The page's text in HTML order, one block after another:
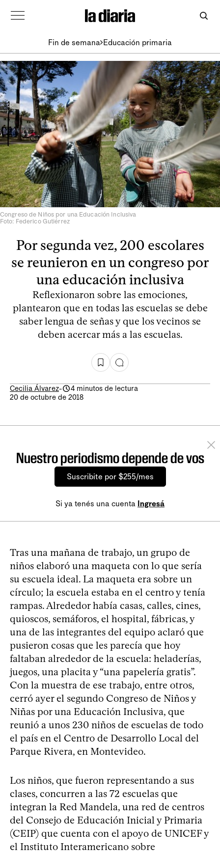
Fin de semana Educación primaria
Congreso de Niños por una Educación Inclusiva
Foto: Federico Gutiérrez
Por segunda vez, 200 escolares
se reunieron en un congreso por
una educación inclusiva
Reflexionaron sobre las emociones,
plantearon que en todas las escuelas se debe
saber lengua de señas y que los vecinos se
deben acercar más a las escuelas.
Cecilia Álvarez-
4 minutos de lectura
20 de octubre de 2018
Nuestro periodismo depende de vos
Suscribite por $255/mes
Si ya tenés una cuenta Ingresá
Tras una mañana de trabajo, un grupo de
niños elaboró una maqueta con lo que sería
su escuela ideal. La maqueta era sobre un
círculo; la escuela estaba en el centro y tenía
rampas. Alrededor había casas, calles, cines,
quioscos, semáforos, el hospital, fábricas, y
una de las integrantes del equipo aclaró que
pusieron cosas que les parecía que hoy
faltaban alrededor de la escuela: heladerías,
juegos, una placita y “una papelería gratis”.
Con la muestra de ese trabajo, entre otros,
cerró ayer el segundo Congreso de Niños y
Niñas por una Educación Inclusiva, que
reunió a unos 230 niños de escuelas de todo
el país en el Centro de Desarrollo Local del
Parque Rivera, en Montevideo.
Los niños, que fueron representando a sus
clases, concurren a las 72 escuelas que
integran la Red Mandela, una red de centros
del Consejo de Educación Inicial y Primaria
(CEIP) que cuenta con el apoyo de UNICEF y
el Instituto Interamericano sobre